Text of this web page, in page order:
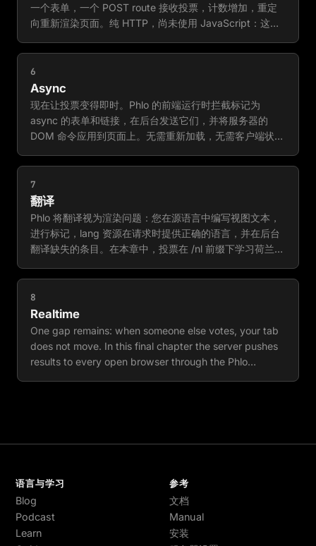
一个表单，一个 POST route 接收投票，计数增加，重定
向重新渲染页面。纯 HTTP，尚未使用 JavaScript：这个
6
Async
现在让投票变得即时。Phlo 的前端运行时拦截标记为
async 的表单和链接，在后台发送它们，并将服务器的
DOM 命令应用到页面上。无需重新加载，无需客户端状
7
翻译
Phlo 将翻译视为渲染问题：您在源语言中编写视图文本，
进行标记，lang 资源在请求时提供正确的语言，并在后台
翻译缺失的条目。在本章中，投票在 /nl 前缀下学习荷兰
8
Realtime
One gap remains: when someone else votes, your tab
does not move. In this final chapter the server pushes
results to every open browser through the Phlo
语言与学习
Blog
Podcast
Learn
参考
文档
Manual
安装